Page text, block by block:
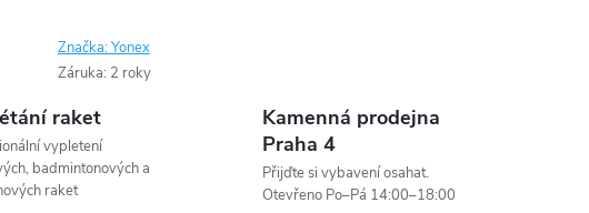
Značka:Yonex
Záruka: 2 roky
raket
vypletení
badmintonových a
raket
Kamenná prodejna
Praha 4
Přijďte si vybavení osahat.
Otevřeno Po–Pá 14:00–18:00